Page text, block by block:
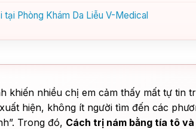
tại Phòng Khám Da Liễu V-Medical
khiến nhiều chị em cảm thấy mất tự tin
hiện, không ít người tìm đến các
Trong đó, Cách trị nám bằng tía tô